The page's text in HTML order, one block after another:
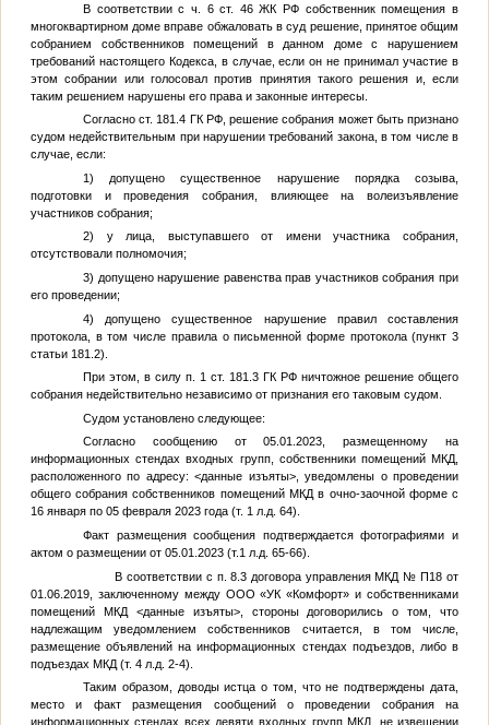
В соответствии с ч. 6 ст. 46 ЖК РФ собственник помещения в
многоквартирном доме вправе обжаловать в суд решение, принятое общим
собранием собственников помещений в данном доме с нарушением
требований настоящего Кодекса, в случае, если он не принимал участие в
этом собрании или голосовал против принятия такого решения и, если
таким решением нарушены его права и законные интересы.
Согласно ст. 181.4 ГК РФ, решение собрания может быть признано
судом недействительным при нарушении требований закона, в том числе в
случае, если:
1) допущено существенное нарушение порядка созыва,
подготовки и проведения собрания, влияющее на волеизъявление
участников собрания;
2) у лица, выступавшего от имени участника собрания,
отсутствовали полномочия;
3) допущено нарушение равенства прав участников собрания при
его проведении;
4) допущено существенное нарушение правил составления
протокола, в том числе правила о письменной форме протокола (пункт 3
статьи 181.2).
При этом, в силу п. 1 ст. 181.3 ГК РФ ничтожное решение общего
собрания недействительно независимо от признания его таковым судом.
Судом установлено следующее:
Согласно сообщению от 05.01.2023, размещенному на
информационных стендах входных групп, собственники помещений МКД,
расположенного по адресу:<данные изъяты>, уведомлены о проведении
общего собрания собственников помещений МКД в очно-заочной форме с
16 января по 05 февраля 2023 года (т. 1 л.д. 64).
Факт размещения сообщения подтверждается фотографиями и
актом о размещении от 05.01.2023 (т.1 л.д. 65-66).
В соответствии с п. 8.3 договора управления МКД № П18 от
01.06.2019, заключенному между ООО «УК «Комфорт» и собственниками
помещений МКД <данные изъяты>, стороны договорились о том, что
надлежащим уведомлением собственников считается, в том числе,
размещение объявлений на информационных стендах подъездов, либо в
подъездах МКД (т. 4 л.д. 2-4).
Таким образом, доводы истца о том, что не подтверждены дата,
место и факт размещения сообщений о проведении собрания на
информационных стендах всех девяти входных групп МКД, не извещении